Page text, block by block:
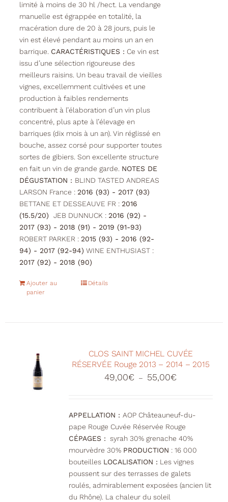
limité à moins de 30 hl /hect. La vendange
manuelle est égrappée en totalité, la
macération dure de 20 à 28 jours, puis le
vin est élevé pendant au moins un an en
barrique. CARACTÉRISTIQUES : Ce vin est
issu d’une sélection rigoureuse des
meilleurs raisins. Un beau travail de vieilles
vignes, excellemment cultivées et une
production à faibles rendements
contribuent à l’élaboration d’un vin plus
concentré, plus apte à l’élevage en
barriques (dix mois à un an). Vin réglissé en
bouche, assez corsé pour supporter toutes
sortes de gibiers. Son excellente structure
en fait un vin de grande garde. NOTES DE
DÉGUSTATION : BLIND TASTED ANDREAS
LARSON France : 2016 (93) - 2017 (93)
BETTANE ET DESSEAUVE FR : 2016
(15.5/20)
JEB DUNNUCK : 2016 (92) -
2017 (93) - 2018 (91) - 2019 (91-93)
ROBERT PARKER : 2015 (93) - 2016 (92-
94) - 2017 (92-94) WINE ENTHUSIAST :
2017 (92) - 2018 (90)
Ajouter au
panier
Détails
CLOS SAINT MICHEL CUVÉE
RÉSERVÉE Rouge 2013 – 2014 – 2015
49,00€ – 55,00€
55,00€
APPELLATION : AOP Châteauneuf-du-
pape Rouge Cuvée Réservée Rouge
CÉPAGES : syrah 30% grenache 40%
mourvèdre 30% PRODUCTION : 16 000
bouteilles LOCALISATION : Les vignes
poussent sur des terrasses de galets
roulés, admirablement exposées (ancien lit
du Rhône). La chaleur du soleil